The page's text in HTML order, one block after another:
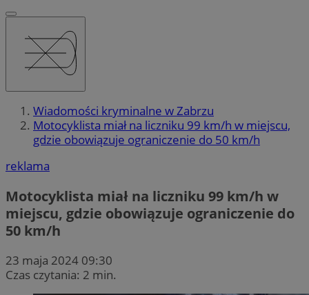
Wiadomości kryminalne w Zabrzu
Motocyklista miał na liczniku 99 km/h w miejscu,
gdzie obowiązuje ograniczenie do 50 km/h
reklama
Motocyklista miał na liczniku 99 km/h w
miejscu, gdzie obowiązuje ograniczenie do
50 km/h
23 maja 2024 09:30
Czas czytania: 2 min.